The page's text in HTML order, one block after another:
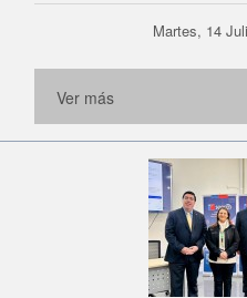
Martes, 14
Ver más